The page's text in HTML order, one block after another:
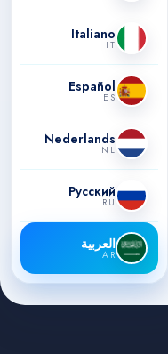
Italiano
IT
Español
ES
Nederlands
NL
Русский
RU
العربية
AR